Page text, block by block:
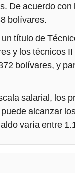
De acuerdo con
bolívares.
título de
y los técnicos
bolívares, y
salarial, los
alcanzar
varía entre